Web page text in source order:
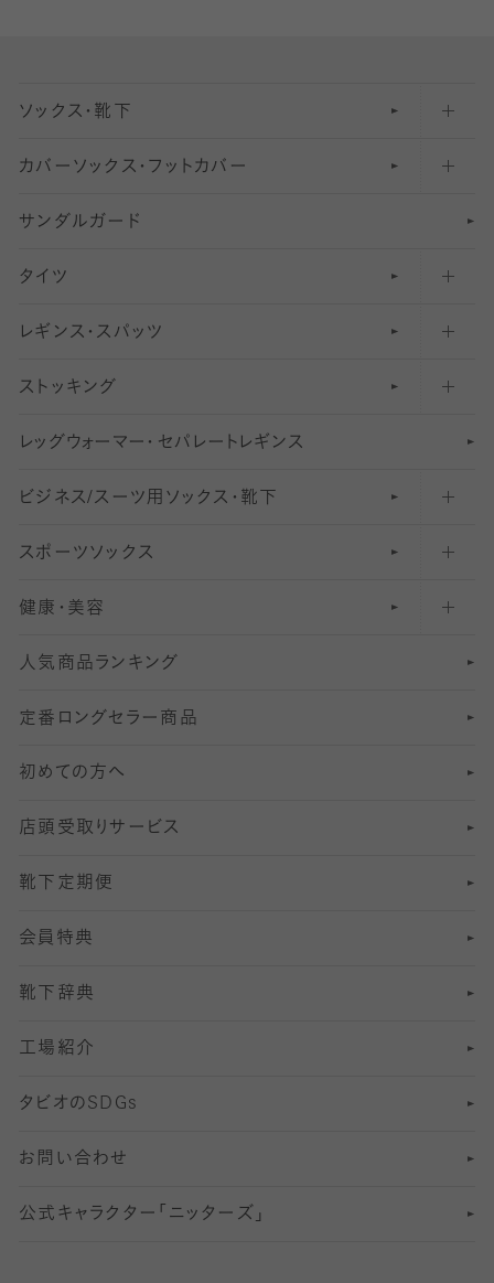
ソックス・靴下
五本指ソックス・靴下
足袋ソックス・靴下
無地・プレーンソックス・靴下
柄ソックス・靴下
スニーカー（くるぶし）用ソックス
アンクル・ショートソックス（くるぶし上）
クルーソックス（ふくらはぎ下）
ハイソックス
オーバーニー・ニーハイソックス
カバーソックス・フットカバー
フットカバー・カバーソックス（深め）
フットカバー・カバーソックス（ふつう）
フットカバー・カバーソックス（浅め）
サンダルガード
タイツ
30デニール以下のタイツ（薄手タイツ）
31〜40デニールタイツ
41〜60デニールタイツ
61〜80デニールタイツ
81 〜110デニールタイツ
111〜210デニールタイツ
211デニールタイツ以上（防寒・厚手タイツ）
レギンス・スパッツ
柄レギンス
無地レギンス
レギンスパンツ（レギパン）
マタニティレギンス
5 分丈
6 分丈レギンス
7 分丈 レギンス
8 分丈 レギンス
10分丈 レギンス
12分丈レギンス
13分丈レギンス
ストッキング
伝線しにくいストッキング
ショートストッキング
結婚式用ストッキング
美脚ストッキング
オールスルーストッキング
レッ グ ウォー マー ・ セパレー ト レ ギンス
ビジネス/スーツ用 ソックス・靴下
匠シリーズ
フレッシャーズ向けソックス・靴下
冠婚葬祭向けソックス・靴下
スーツカジュアルソックス・靴下
ロングホーズ
スポーツソックス
ランニングソックス・靴下
ゴルフソックス・靴下
サッカー・フットサル用ソックス
ヨガソックス・靴下
スポーツ用レッグウォーマー
SSサイズ（21～23cm）
Sサイズ（22～25cm）
Mサイズ（25～27cm）
Lサイズ（27～29cm）
健康・美容
インナーソックス
加圧・着圧ソックス
冷えとり靴下
着圧・加圧タイツ
むくみ対策
足の疲れ対策
足の臭い対策
冷え対策
靴ずれ対策
快適な睡眠対策
人気商品ランキング
定番ロングセラー商品
初めての方へ
店頭受取りサービス
靴下定期便
会員特典
靴下辞典
工場紹介
タビオのSDGs
お問い合わせ
公式キャラクター「ニッターズ」